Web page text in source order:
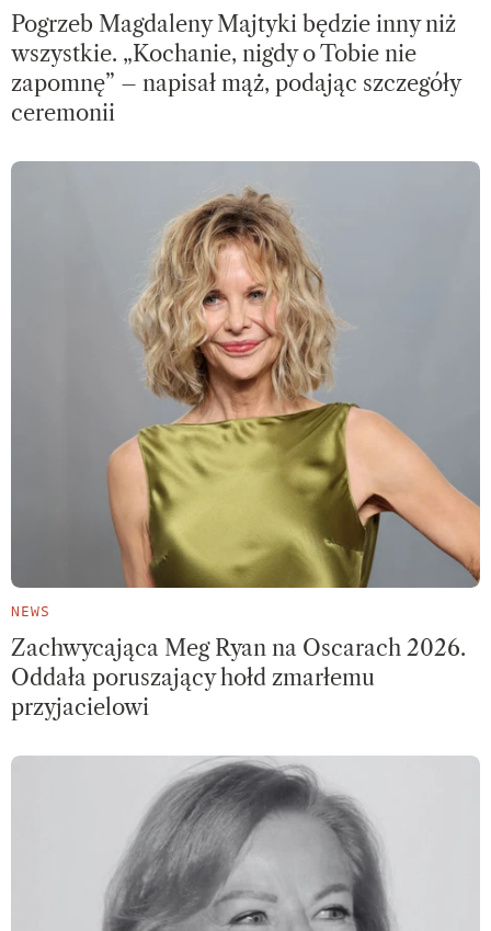
Pogrzeb Magdaleny Majtyki będzie inny niż
wszystkie. „Kochanie, nigdy o Tobie nie
zapomnę” – napisał mąż, podając szczegóły
ceremonii
NEWS
Zachwycająca Meg Ryan na Oscarach 2026.
Oddała poruszający hołd zmarłemu
przyjacielowi